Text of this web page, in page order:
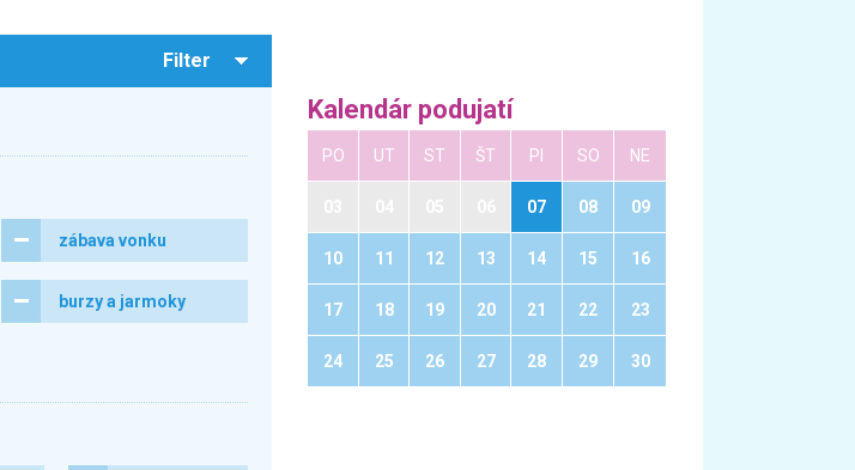
Filter
zábava vonku
burzy a jarmoky
Kalendár podujatí
PO UT ST ŠT PI SO NE
07 08 09
10 11 12 13 14 15 16
17 18 19 20 21 22 23
24 25 26 27 28 29 30